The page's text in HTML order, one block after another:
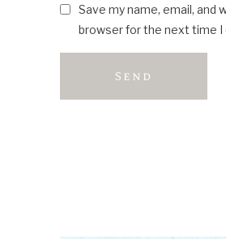
Save my name, email, and
browser for the next time I